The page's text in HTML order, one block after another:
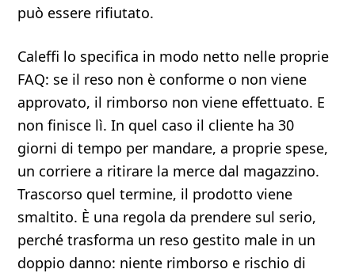
può essere rifiutato.
Caleffi lo specifica in modo netto nelle proprie
FAQ: se il reso non è conforme o non viene
approvato, il rimborso non viene effettuato. E
non finisce lì. In quel caso il cliente ha 30
giorni di tempo per mandare, a proprie spese,
un corriere a ritirare la merce dal magazzino.
Trascorso quel termine, il prodotto viene
smaltito. È una regola da prendere sul serio,
perché trasforma un reso gestito male in un
doppio danno: niente rimborso e rischio di